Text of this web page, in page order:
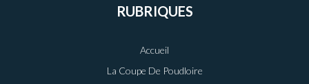
RUBRIQUES
Accueil
La Coupe De Poudloire